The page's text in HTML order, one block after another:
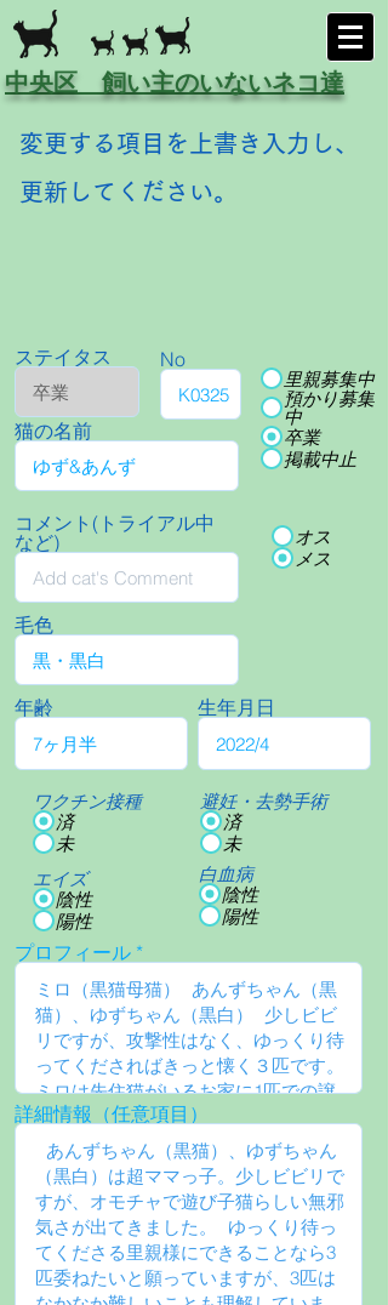
中央区 飼い主のいないネコ達
変更する項目を上書き入力し、
更新してください。
ステイタス No
猫の名前
里親募集中
預かり募集
中
卒業
掲載中止
コメント(トライアル中
など)
オス
メス
毛色
年齢
ワクチン接種
済
未
エイズ
陰性
陽性
生年月日
避妊・去勢手術
済
未
白血病
陰性
陽性
プロフィール
詳細情報（任意項目）